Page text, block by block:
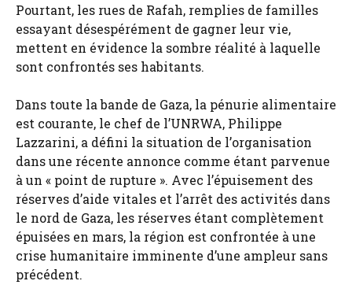
Pourtant, les rues de Rafah, remplies de familles
essayant désespérément de gagner leur vie,
mettent en évidence la sombre réalité à laquelle
sont confrontés ses habitants.
Dans toute la bande de Gaza, la pénurie alimentaire
est courante, le chef de l’UNRWA, Philippe
Lazzarini, a défini la situation de l’organisation
dans une récente annonce comme étant parvenue
à un « point de rupture ». Avec l’épuisement des
réserves d’aide vitales et l’arrêt des activités dans
le nord de Gaza, les réserves étant complètement
épuisées en mars, la région est confrontée à une
crise humanitaire imminente d’une ampleur sans
précédent.